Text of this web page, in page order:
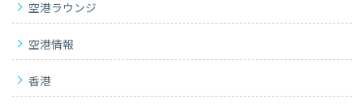
空港ラウンジ
空港情報
香港